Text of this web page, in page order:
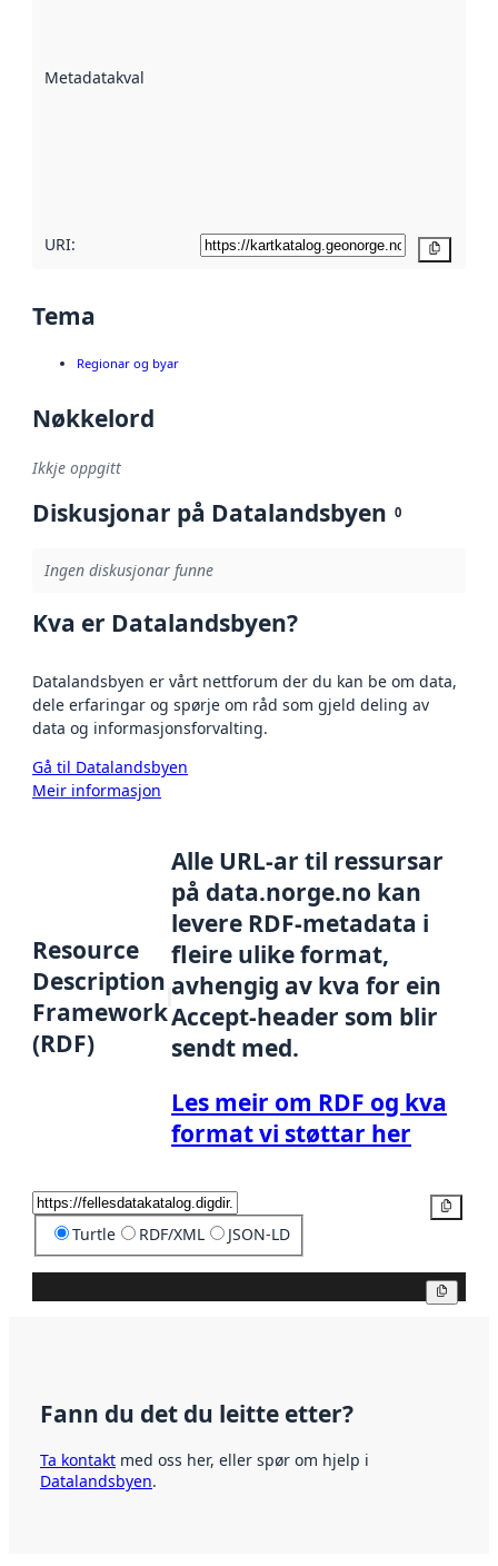
Metadatakvalitet
URI:
Tema
Regionar og byar
Nøkkelord
Ikkje oppgitt
Diskusjonar på Datalandsbyen 0
Ingen diskusjonar funne
Kva er Datalandsbyen?
Datalandsbyen er vårt nettforum der du kan be om data,
dele erfaringar og spørje om råd som gjeld deling av
data og informasjonsforvalting.
Gå til Datalandsbyen
Meir informasjon
Resource
Description
Framework
(RDF)
Alle URL-ar til ressursar
på data.norge.no kan
levere RDF-metadata i
fleire ulike format,
avhengig av kva for ein
Accept-header som blir
sendt med.
Les meir om RDF og kva
format vi støttar her
Turtle RDF/XML JSON-LD
Fann du det du leitte etter?
Ta kontakt med oss her, eller spør om hjelp i
Datalandsbyen.